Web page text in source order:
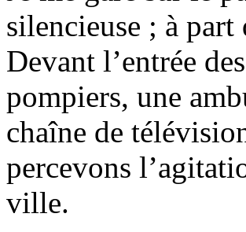
silencieuse ; à
Devant l’entrée
pompiers, une
chaîne de
percevons
ville.